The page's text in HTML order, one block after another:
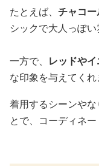
たとえば、 チャコ
シックで大人っぽい
一方で、 レッドや
な印象を与えてくれ
着用するシーンや
とで、コーディネ